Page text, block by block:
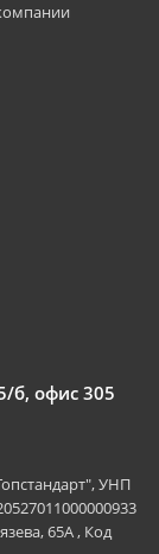
б, офис 305
УНП
65А , Код